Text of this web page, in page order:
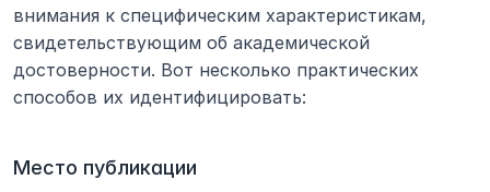
внимания к специфическим характеристикам,
свидетельствующим об академической
достоверности. Вот несколько практических
способов их идентифицировать:
Место публикации